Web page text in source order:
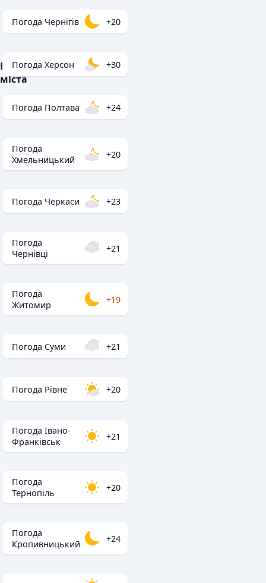
Популярні
міста
Погода Чернігів +20
Погода Херсон +30
Погода Полтава +24
Погода
Хмельницький
+20
Погода Черкаси +23
Погода
Чернівці
+21
Погода
Житомир
+19
Погода Суми +21
Погода Рівне +20
Погода Івано-
Франківськ
+21
Погода
Тернопіль
+20
Погода
Кропивницький
+24